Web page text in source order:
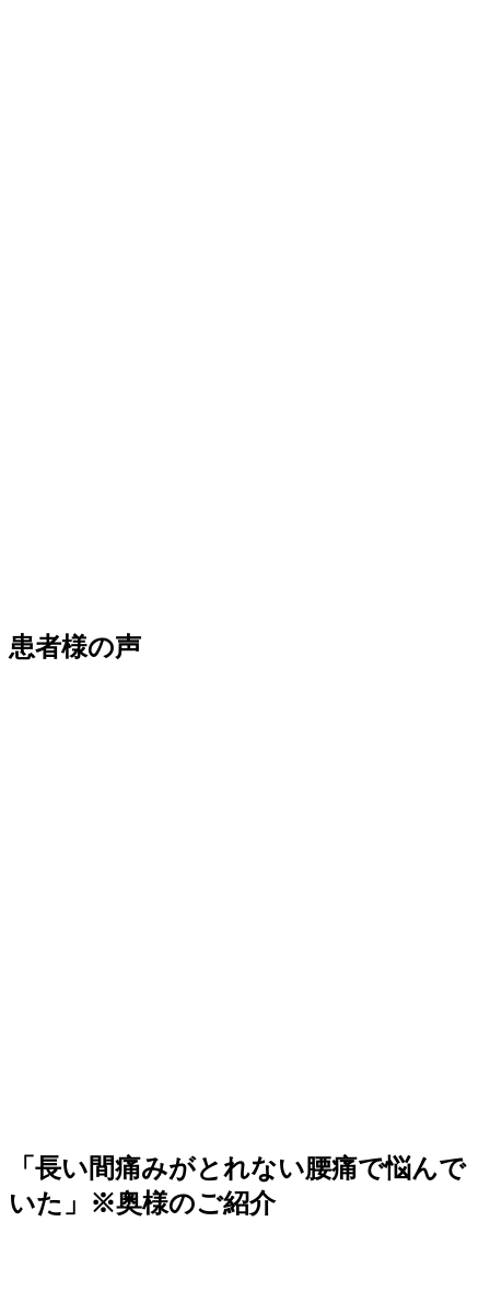
患者様の声
「長い間痛みがとれない腰痛で悩んで
いた」※奥様のご紹介